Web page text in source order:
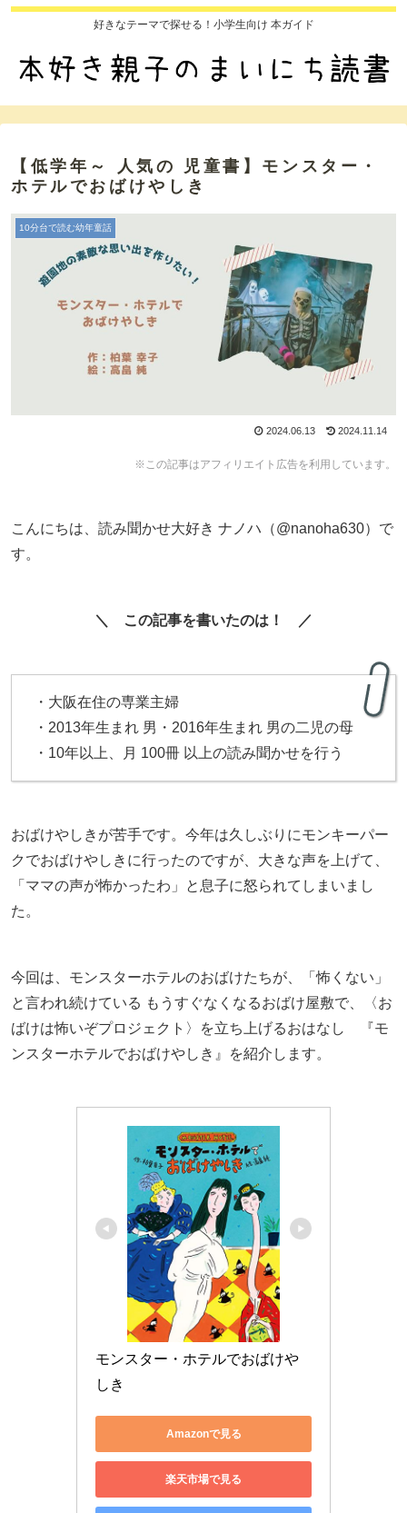
好きなテーマで探せる！小学生向け 本ガイド
【低学年～ 人気の 児童書】モンスター・
ホテルでおばけやしき
10分台で読む幼年童話
2024.06.13 2024.11.14
※この記事はアフィリエイト広告を利用しています。
こんにちは、読み聞かせ大好き ナノハ（@nanoha630）で
す。
＼ この記事を書いたのは！ ／
・大阪在住の専業主婦
・2013年生まれ 男・2016年生まれ 男の二児の母
・10年以上、月 100冊 以上の読み聞かせを行う
おばけやしきが苦手です。今年は久しぶりにモンキーパー
クでおばけやしきに行ったのですが、大きな声を上げて、
「ママの声が怖かったわ」と息子に怒られてしまいまし
た。
今回は、モンスターホテルのおばけたちが、「怖くない」
と言われ続けている もうすぐなくなるおばけ屋敷で、〈お
ばけは怖いぞプロジェクト〉を立ち上げるおはなし 『モ
ンスターホテルでおばけやしき』を紹介します。
モンスター・ホテルでおばけや
しき
Amazonで見る
楽天市場で見る